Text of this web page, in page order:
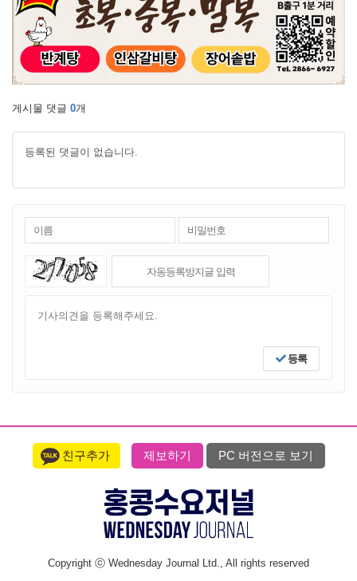
게시물 댓글 0개
등록된 댓글이 없습니다.
등록
친구추가 제보하기 PC 버전으로 보기
Copyright ⓒ Wednesday Journal Ltd., All rights reserved